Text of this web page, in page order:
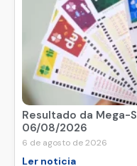
Resultado da Mega-
06/08/2026
6 de agosto de 2026
Ler noticia